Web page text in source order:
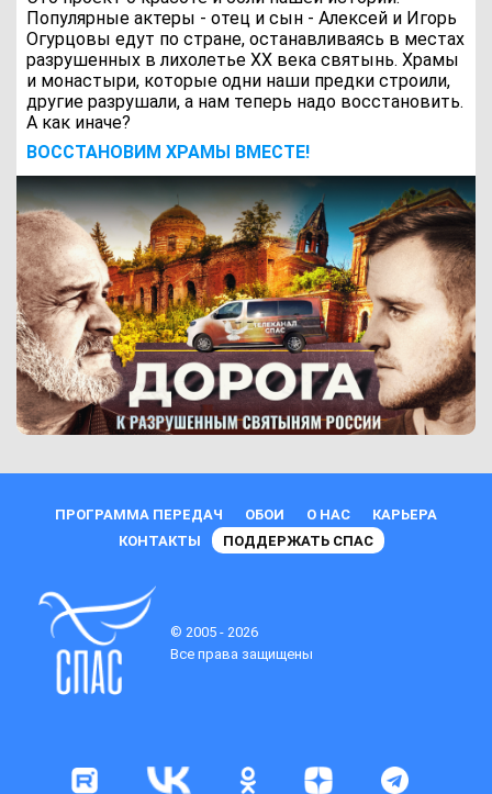
Популярные актеры - отец и сын - Алексей и Игорь
Огурцовы едут по стране, останавливаясь в местах
разрушенных в лихолетье ХХ века святынь. Храмы
и монастыри, которые одни наши предки строили,
другие разрушали, а нам теперь надо восстановить.
А как иначе?
ВОCСТАНОВИМ ХРАМЫ ВМЕСТЕ!
ПРОГРАММА ПЕРЕДАЧ ОБОИ О НАС
КАРЬЕРА
КОНТАКТЫ
ПОДДЕРЖАТЬ СПАС
© 2005 - 2026
Все права защищены